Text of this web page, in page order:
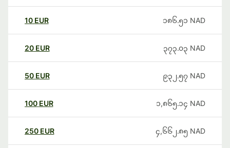
10 EUR ၁၈၆.၅၁ NAD
20 EUR ၃၇၃.၀၃ NAD
50 EUR ၉၃၂.၅၇ NAD
100 EUR ၁,၈၆၅.၁၄ NAD
250 EUR ၄,၆၆၂.၈၅ NAD